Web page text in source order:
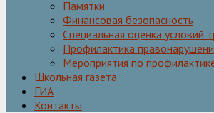
Памятки
Финансовая безопасность
Специальная оценка условий
Профилактика
Мероприятия по
Школьная газета
ГИА
Контакты